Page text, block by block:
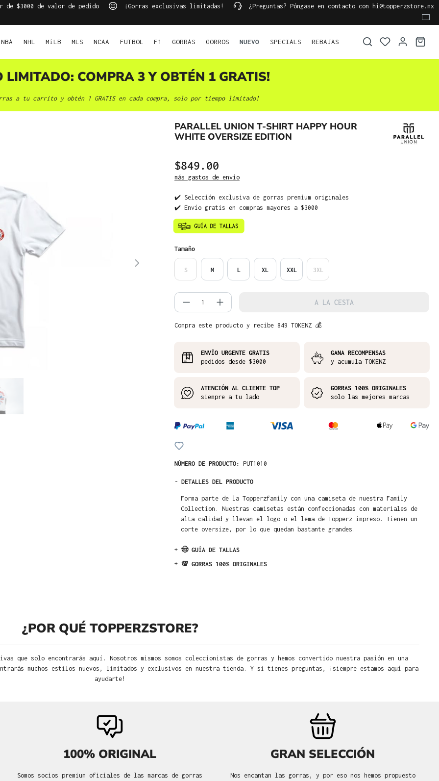
$3000 de valor de pedido ¡Gorras exclusivas limitadas! ¿Preguntas? Póngase en contacto con hi@topperzstore.mx
NBA NHL MiLB MLS NCAA FUTBOL F1 GORRAS GORROS NUEVO SPECIALS REBAJAS
LIMITADO: COMPRA 3 Y OBTÉN 1 GRATIS!
a tu carrito y obtén 1 GRATIS en cada compra, solo por tiempo limitado!
PARALLEL UNION T-SHIRT HAPPY HOUR
WHITE OVERSIZE EDITION
$849.00
más gastos de envío
✔️ Selección exclusiva de gorras premium originales
✔️ Envío gratis en compras mayores a $3000
Seleccione
Tamaño
S M L XL XXL 3XL
Cantidad del producto: introduce la
A LA CESTA
Compra este producto y recibe 849 TOKENZ 💰
ENVÍO URGENTE GRATIS
pedidos desde $3000
GANA RECOMPENSAS
y acumula TOKENZ
ATENCIÓN AL CLIENTE TOP
siempre a tu lado
GORRAS 100% ORIGINALES
solo las mejores marcas
NÚMERO DE PRODUCTO: PUT1010
- DETALLES DEL PRODUCTO
Forma parte de la Topperzfamily con una camiseta de nuestra Family
Collection. Nuestras camisetas están confeccionadas con materiales de
alta calidad y llevan el logo o el lema de Topperz impreso. Tienen un
corte oversize, por lo que quedan bastante grandes.
+ 🤠 GUÍA DE TALLAS
+ 💯 GORRAS 100% ORIGINALES
¿POR QUÉ TOPPERZSTORE?
que solo encontrarás aquí. Nosotros mismos somos coleccionistas de gorras y hemos convertido nuestra pasión en una
muchos estilos nuevos, limitados y exclusivos en nuestra tienda. Y si tienes preguntas, ¡siempre estamos aquí para
ayudarte!
100% ORIGINAL
Somos socios premium oficiales de las marcas de gorras
GRAN SELECCIÓN
Nos encantan las gorras, y por eso nos hemos propuesto